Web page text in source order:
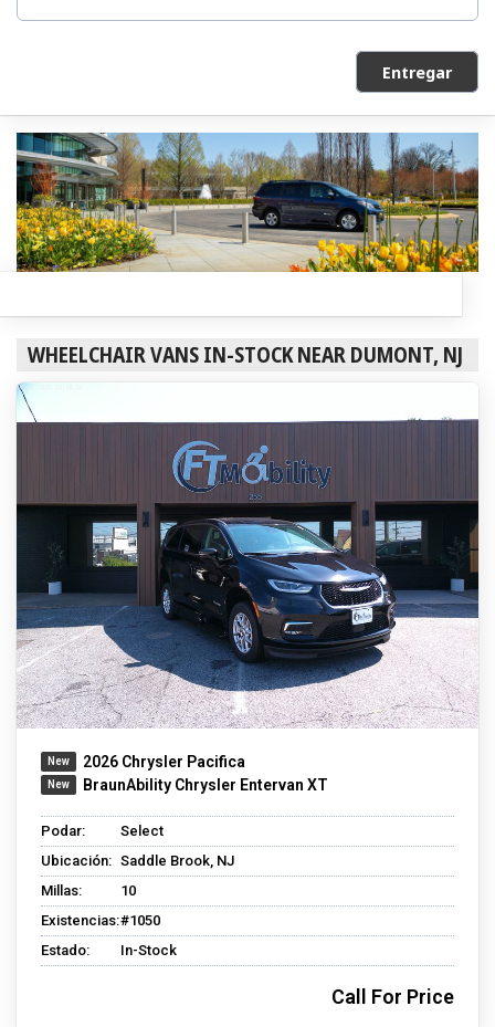
Entregar
WHEELCHAIR VANS IN-STOCK NEAR DUMONT, NJ
2026 Chrysler Pacifica
BraunAbility Chrysler Entervan XT
Podar:
Select
Ubicación: Saddle Brook, NJ
Millas:
10
Existencias:#1050
Estado:
In-Stock
Call For Price